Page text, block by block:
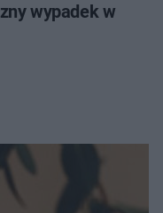
wypadek w